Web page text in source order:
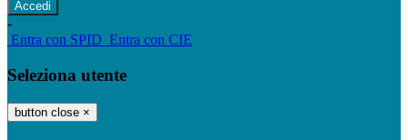
-
Entra con SPID Entra con CIE
Seleziona utente
button close ×